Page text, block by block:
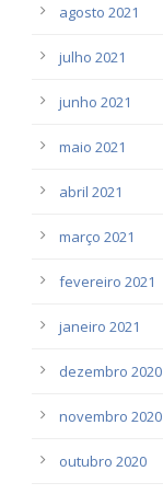
agosto 2021
julho 2021
junho 2021
maio 2021
abril 2021
março 2021
fevereiro 2021
janeiro 2021
dezembro 2020
novembro 2020
outubro 2020